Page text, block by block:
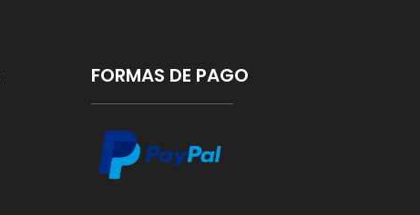
FORMAS DE PAGO